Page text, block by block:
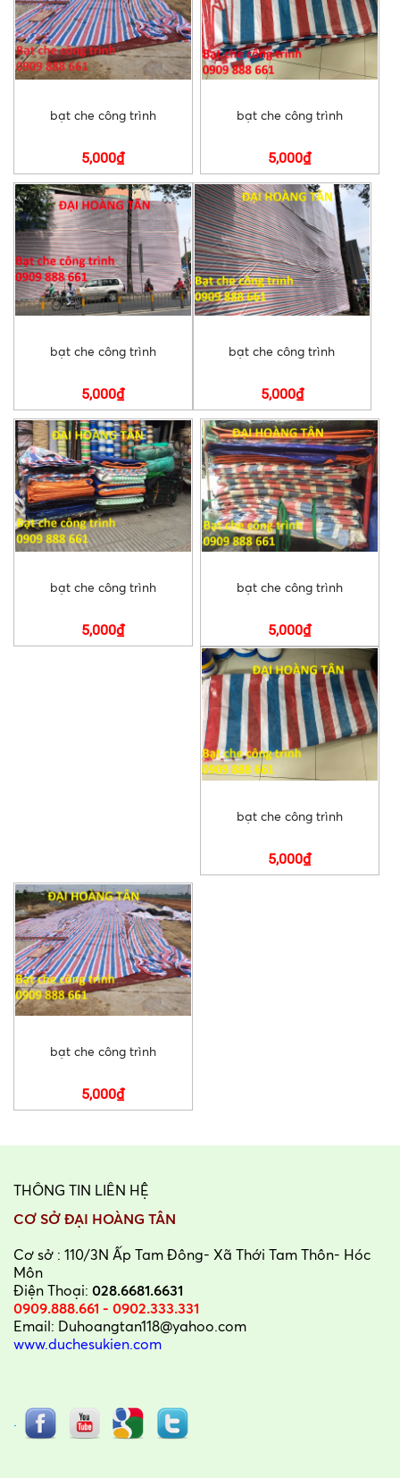
bạt che công trình
5,000₫
bạt che công trình
5,000₫
bạt che công trình
5,000₫
bạt che công trình
5,000₫
bạt che công trình
5,000₫
bạt che công trình
5,000₫
bạt che công trình
5,000₫
bạt che công trình
5,000₫
THÔNG TIN LIÊN HỆ
CƠ SỞ ĐẠI HOÀNG TÂN
Cơ sở : 110/3N Ấp Tam Đông- Xã Thới Tam Thôn- Hóc
Môn
Điện Thoại: 028.6681.6631
0909.888.661 - 0902.333.331
Email: Duhoangtan118@yahoo.com
www.duchesukien.com
.